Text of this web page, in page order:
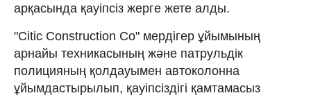
арқасында қауіпсіз жерге жете алды.
"Citic Construction Co" мердігер ұйымының
арнайы техникасының және патрульдік
полицияның қолдауымен автоколонна
ұйымдастырылып, қауіпсіздігі қамтамасыз